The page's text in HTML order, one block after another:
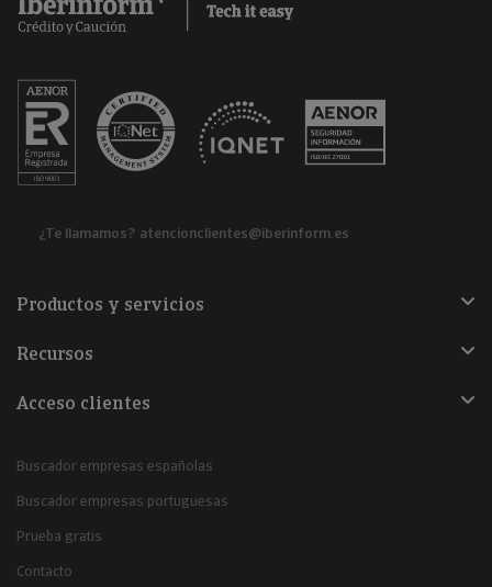
¿Te llamamos? atencionclientes@iberinform.es
Productos y servicios
Recursos
Acceso clientes
Buscador empresas españolas
Buscador empresas portuguesas
Prueba gratis
Contacto